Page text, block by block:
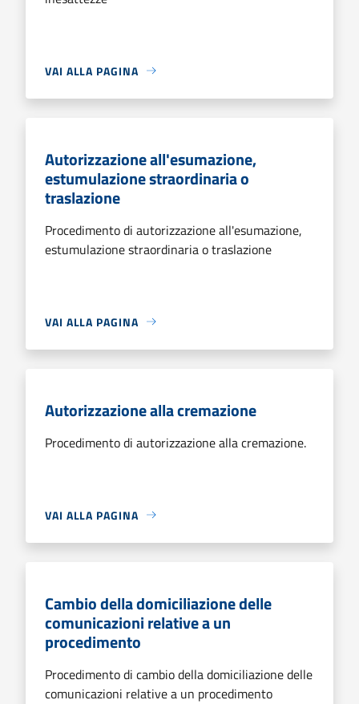
VAI ALLA PAGINA
Autorizzazione all'esumazione,
estumulazione straordinaria o
traslazione
Procedimento di autorizzazione all'esumazione,
estumulazione straordinaria o traslazione
VAI ALLA PAGINA
Autorizzazione alla cremazione
Procedimento di autorizzazione alla cremazione.
VAI ALLA PAGINA
Cambio della domiciliazione delle
comunicazioni relative a un
procedimento
Procedimento di cambio della domiciliazione delle
comunicazioni relative a un procedimento